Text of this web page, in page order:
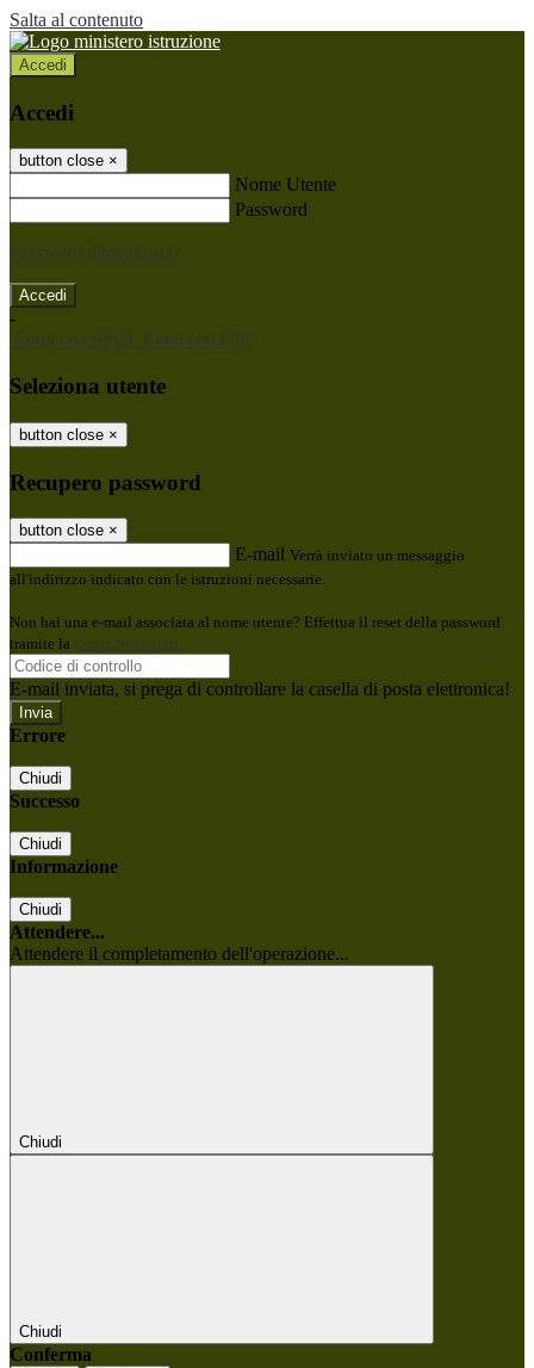
Salta al contenuto
Accedi
Accedi
button close ×
Nome Utente
Password
Password dimenticata?
-
Entra con SPID Entra con CIE
Seleziona utente
button close ×
Recupero password
button close ×
E-mail Verrà inviato un messaggio
all'indirizzo indicato con le istruzioni necessarie.
Non hai una e-mail associata al nome utente? Effettua il reset della password
tramite la Login Spaggiari
E-mail inviata, si prega di controllare la casella di posta elettronica!
Errore
Chiudi
Successo
Chiudi
Informazione
Chiudi
Attendere...
Attendere il completamento dell'operazione...
Chiudi
Chiudi
Conferma